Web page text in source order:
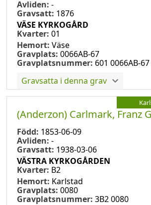
Avliden: -
Gravsatt: 1876
VÄSE KYRKOGÅRD
Kvarter: 01
Hemort: Väse
Gravplats: 0066AB-67
Gravplatsnummer: 601 0066AB-67
Gravsatta i denna grav
(Anderzon) Carlmark, Franz
Född: 1853-06-09
Avliden: -
Gravsatt: 1938-03-06
VÄSTRA KYRKOGÅRDEN
Kvarter: B2
Hemort: Karlstad
Gravplats: 0080
Gravplatsnummer: 3B2 0080